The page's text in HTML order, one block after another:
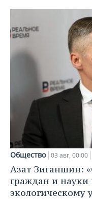
Общество 03 авг, 00:00
Азат Зиганшин:
граждан и науки
экологическому